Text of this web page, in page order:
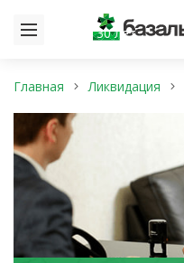
30 лет
Главная Ликвидация